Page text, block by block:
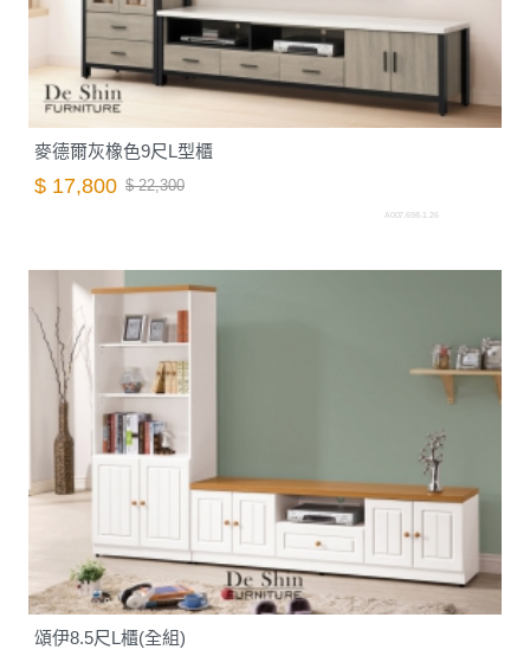
麥德爾灰橡色9尺L型櫃
$ 17,800 $ 22,300
A007.698-1.26
頌伊8.5尺L櫃(全組)